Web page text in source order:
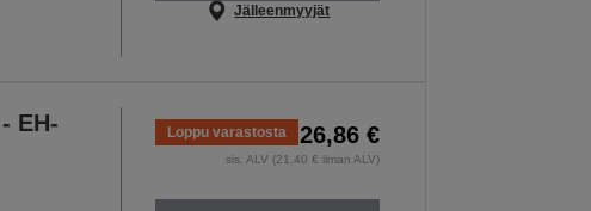
Jälleenmyyjät
EH-
Loppu varastosta 26,86 €
sis. ALV (21,40 € ilman ALV)